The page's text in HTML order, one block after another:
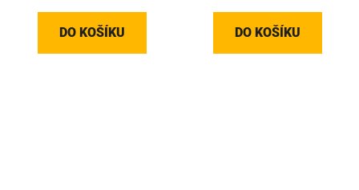
DO KOŠÍKU DO KOŠÍKU